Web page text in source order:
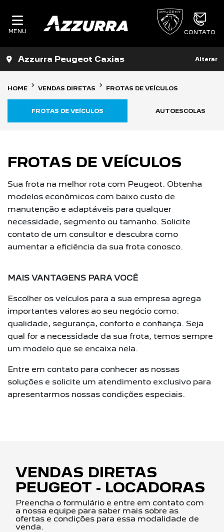
MENU CONTATO
Azzurra Peugeot Caxias Alterar
HOME VENDAS DIRETAS FROTAS DE VEÍCULOS
AUTOESCOLAS
FROTAS DE VEÍCULOS
FROTAS DE VEÍCULOS
Sua frota na melhor rota com Peugeot. Obtenha
modelos econômicos com baixo custo de
manutenção e adaptáveis para qualquer
necessidade, segmento ou tamanho. Solicite
contato de um consultor e descubra como
aumentar a eficiência da sua frota conosco.
MAIS VANTAGENS PARA VOCÊ
Escolher os veículos para a sua empresa agrega
importantes valores ao seu negócio como:
qualidade, segurança, conforto e confiança. Seja
qual for a necessidade da sua frota, temos sempre
um modelo que se encaixa nela.
Entre em contato para conhecer as nossas
soluções e solicite um atendimento exclusivo para
apresentarmos nossas condições especiais.
VENDAS DIRETAS
PEUGEOT - LOCADORAS
Preencha o formulário e entre em contato com
a nossa equipe para saber mais sobre as
ofertas e condições para essa modalidade de
venda.